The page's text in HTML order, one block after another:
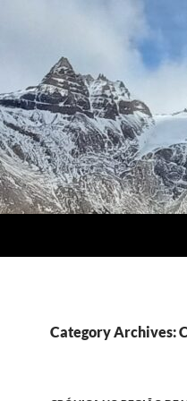
Category Archives: